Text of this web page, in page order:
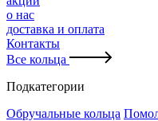
о нас
доставка и оплата
Контакты
Все кольца
Подкатегории
Обручальные кольца